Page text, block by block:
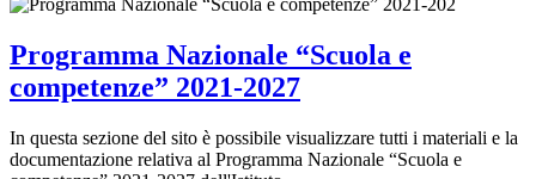
Programma Nazionale “Scuola e
competenze” 2021-2027
In questa sezione del sito è possibile visualizzare tutti i materiali e la
documentazione relativa al Programma Nazionale “Scuola e